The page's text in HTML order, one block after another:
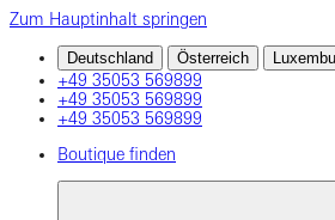
Zum Hauptinhalt springen
Deutschland Österreich
+49 35053 569899
+49 35053 569899
+49 35053 569899
Boutique finden